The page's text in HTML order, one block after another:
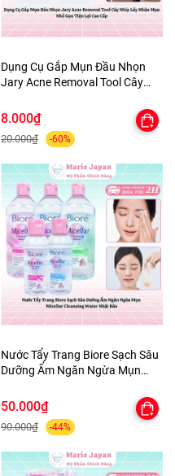
Dụng Cụ Gắp Mụn Đầu Nhọn
Jary Acne Removal Tool Cây
Tiện Lợi Cao Cấp
8.000₫
20.000₫ -60%
Nước Tẩy Trang Biore Sạch Sâu
Dưỡng Ẩm Ngăn Ngừa Mụn
Bản
50.000₫
90.000₫ -44%